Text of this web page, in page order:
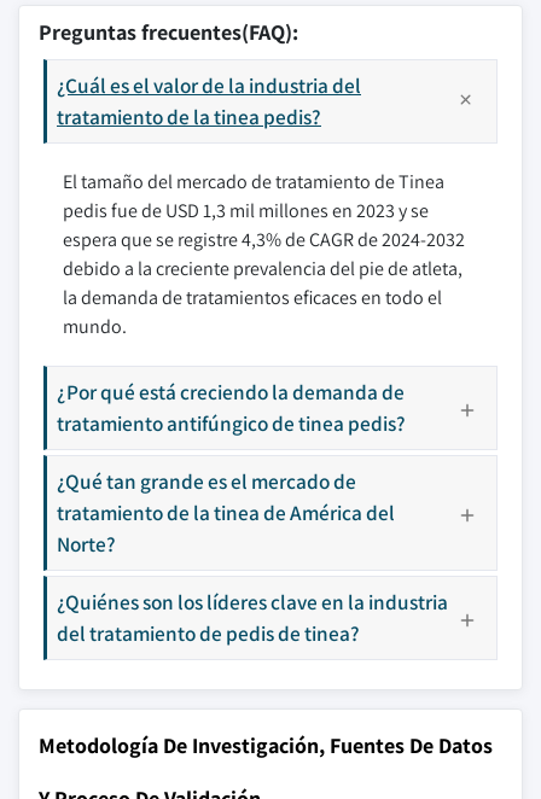
Preguntas frecuentes(FAQ):
¿Cuál es el valor de la industria del
tratamiento de la tinea pedis?
El tamaño del mercado de tratamiento de Tinea
pedis fue de USD 1,3 mil millones en 2023 y se
espera que se registre 4,3% de CAGR de 2024-2032
debido a la creciente prevalencia del pie de atleta,
la demanda de tratamientos eficaces en todo el
mundo.
¿Por qué está creciendo la demanda de
tratamiento antifúngico de tinea pedis?
¿Qué tan grande es el mercado de
tratamiento de la tinea de América del
Norte?
¿Quiénes son los líderes clave en la industria
del tratamiento de pedis de tinea?
Metodología De Investigación, Fuentes De Datos